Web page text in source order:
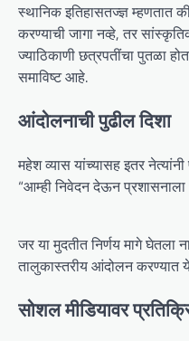
स्थानिक इतिहासतज्ज्ञ म्हणतात
करण्याची जागा नव्हे, तर
ज्याठिकाणी छत्रपतींचा पुतळा
समाविष्ट आहे.
आंदोलनाची पुढील दिशा
महेश व्यास यांच्यासह इतर
“आम्ही निवेदन देऊन
जर या मुदतीत निर्णय मागे
तालुकास्तरीय आंदोलन करण्यात
सोशल मीडियावर